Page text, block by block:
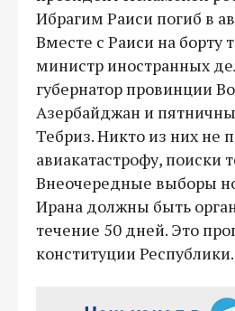
Ибрагим Раиси погиб в
Вместе с Раиси на борту
министр иностранных
губернатор провинции
Азербайджан и
Тебриз. Никто из них не
авиакатастрофу, поиски
Внеочередные выборы
Ирана должны быть
течение 50 дней. Это
конституции Республики.